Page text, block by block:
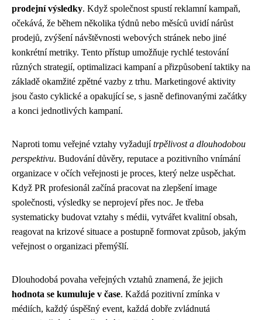
prodejní výsledky. Když společnost spustí reklamní kampaň,
očekává, že během několika týdnů nebo měsíců uvidí nárůst
prodejů, zvýšení návštěvnosti webových stránek nebo jiné
konkrétní metriky. Tento přístup umožňuje rychlé testování
různých strategií, optimalizaci kampaní a přizpůsobení taktiky na
základě okamžité zpětné vazby z trhu. Marketingové aktivity
jsou často cyklické a opakující se, s jasně definovanými začátky
a konci jednotlivých kampaní.
Naproti tomu veřejné vztahy vyžadujítrpělivost a dlouhodobou
perspektivu. Budování důvěry, reputace a pozitivního vnímání
organizace v očích veřejnosti je proces, který nelze uspěchat.
Když PR profesionál začíná pracovat na zlepšení image
společnosti, výsledky se neprojeví přes noc. Je třeba
systematicky budovat vztahy s médii, vytvářet kvalitní obsah,
reagovat na krizové situace a postupně formovat způsob, jakým
veřejnost o organizaci přemýšlí.
Dlouhodobá povaha veřejných vztahů znamená, že jejich
hodnota se kumuluje v čase. Každá pozitivní zmínka v
médiích, každý úspěšný event, každá dobře zvládnutá